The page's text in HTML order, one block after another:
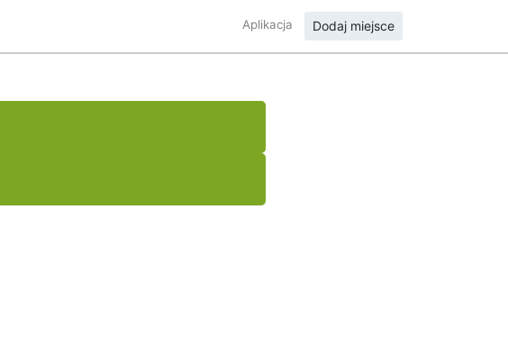
Aplikacja Dodaj miejsce